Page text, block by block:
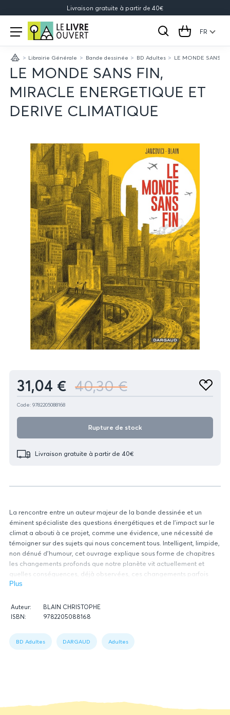
Livraison gratuite à partir de 40€
Le
Livre
Ouvert
Open
menu
Rechercher
Cart FR
AccueilLibrairie Générale Bande dessinée BD Adultes LE MONDE SANS
LE MONDE SANS FIN,
MIRACLE ENERGETIQUE ET
DERIVE CLIMATIQUE
La rencontre entre un auteur majeur de la bande dessinée et un
éminent spécialiste des questions énergétiques et de l’impact sur le
climat a abouti à ce projet, comme une évidence, une nécessité de
témoigner sur des sujets qui nous concernent tous. Intelligent, limpide,
non dénué d’humour, cet ouvrage explique sous forme de chapitres
les changements profonds que notre planète vit actuellement et
quelles conséquences, déjà observées, ces changements parfois
radicaux signifient. Jean-Marc Jancovici étaye sa vision
du changement climatique au coeur de sa réflexion tout en évoquant
les enjeux économiques (la course à la croissance à tout prix est-elle
précieux, passionnant et invite à la réflexion sur des sujets parfois
clivants, notamment celui de la transition énergétique. Christophe
Plus
Données
du
Auteur:
BLAIN CHRISTOPHE
ISBN:
9782205088168
1:
Book
BD Adultes DARGAUD Adultes
Produit 40,30 €
31,04 €
Ajouter
aux
Code: 9782205088168
Rupture de stock
Livraison gratuite à partir de 40€